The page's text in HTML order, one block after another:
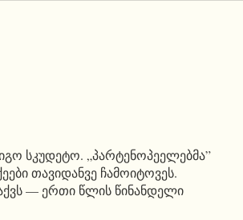
სკუდეტო. „პარტენოპეელებმა”
თავიდანვე ჩამოიტოვეს.
— ერთი წლის წინანდელი